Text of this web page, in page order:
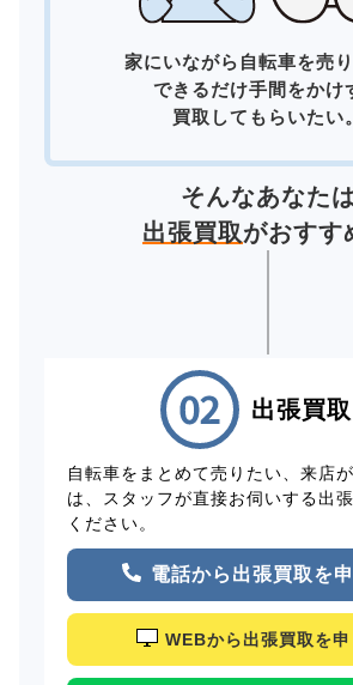
家にいながら自転車を売り
できるだけ手間をかけ
買取してもらいたい。
そんなあなたは
出張買取がおすす
出張買取
自転車をまとめて売りたい、来店
は、スタッフが直接お伺いする出
ください。
電話から出張買取を
WEBから出張買取を